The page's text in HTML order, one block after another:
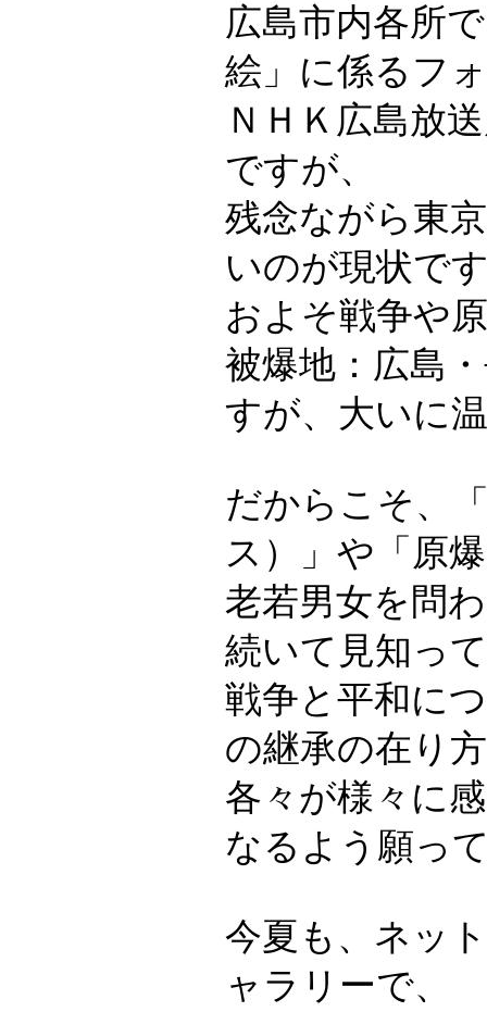
広島市内各所
絵」に係るフ
ＮＨＫ広島放
ですが、
残念ながら東
いのが現状で
およそ戦争や
被爆地：広島
すが、大いに
だからこそ、
ス）」や「原
老若男女を問
続いて見知っ
戦争と平和に
の継承の在り
各々が様々に
なるよう願っ
今夏も、ネッ
ャラリーで、